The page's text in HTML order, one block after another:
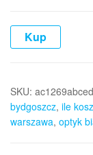
Kup
SKU:
bydgoszcz, ile
warszawa, optyk